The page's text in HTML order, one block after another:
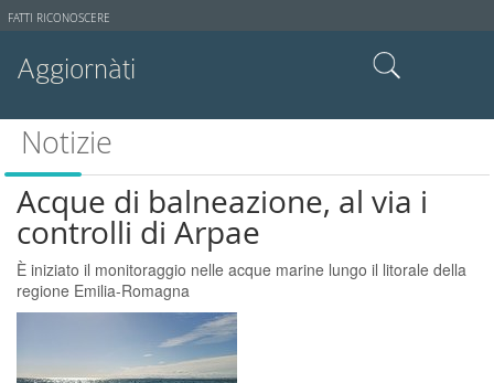
Strumenti
FATTI RICONOSCERE
Aggiornàti
Cerca nel sito
Ricerca avanzata…
Notizie
Acque di balneazione, al via i
controlli di Arpae
È iniziato il monitoraggio nelle acque marine lungo il litorale della
regione Emilia-Romagna